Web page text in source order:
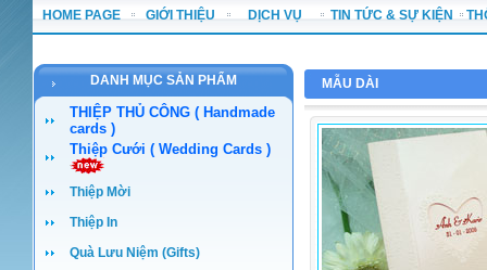
HOME PAGE GIỚI THIỆU DỊCH VỤ TIN TỨC & SỰ KIỆN
DANH MỤC SẢN PHẨM
THIỆP THỦ CÔNG ( Handmade
cards )
Thiệp Cưới ( Wedding Cards )
Thiệp Mời
Thiệp In
Quà Lưu Niệm (Gifts)
MẪU DÀI